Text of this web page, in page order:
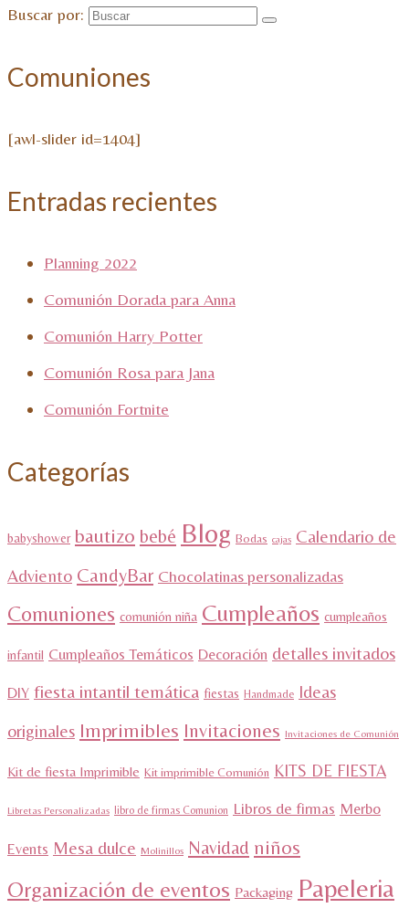
Buscar por:
Comuniones
[awl-slider id=1404]
Entradas recientes
Planning 2022
Comunión Dorada para Anna
Comunión Harry Potter
Comunión Rosa para Jana
Comunión Fortnite
Categorías
babyshower bautizo bebé Blog Bodas cajas Calendario de
Adviento CandyBar Chocolatinas personalizadas
Comuniones comunión niña Cumpleaños cumpleaños
infantil Cumpleaños Temáticos Decoración detalles invitados
DIY fiesta intantil temática fiestas Handmade Ideas
originales Imprimibles Invitaciones Invitaciones de Comunión
Kit de fiesta Imprimible Kit imprimible Comunión KITS DE FIESTA
Libretas Personalizadas libro de firmas Comunion Libros de firmas Merbo
Events Mesa dulce Molinillos Navidad niños
Organización de eventos Packaging Papeleria